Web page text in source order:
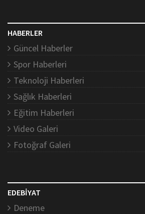
HABERLER
Güncel Haberler
Spor Haberleri
Teknoloji Haberleri
Sağlık Haberleri
Eğitim Haberleri
Video Galeri
Fotoğraf Galeri
EDEBİYAT
Deneme